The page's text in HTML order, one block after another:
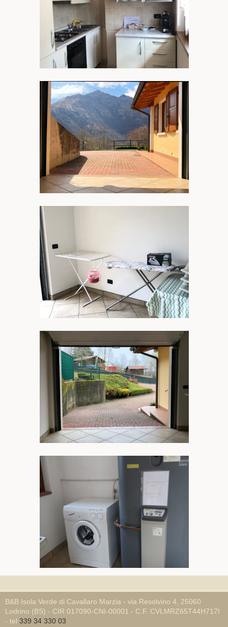
B&B Isola Verde di Cavallaro Marzia - via Resolvino 4, 25060
Lodrino (BS) - CIR 017090-CNI-00001 - C.F. CVLMRZ65T44H717I
- tel 339 34 330 03